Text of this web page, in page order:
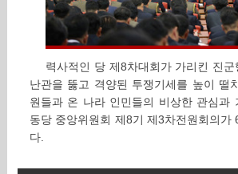
력사적인 당 제8차대회가 가리킨 진
난관을 뚫고 격양된 투쟁기세를 높이 떨
원들과 온 나라 인민들의 비상한 관심과
동당 중앙위원회 제8기 제3차전원회의가
다.